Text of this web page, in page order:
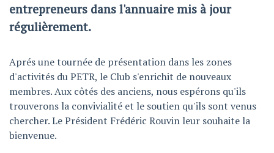
entrepreneurs dans l'annuaire mis à jour
régulièrement.
Aprés une tournée de présentation dans les zones
d'activités du PETR, le Club s'enrichit de nouveaux
membres. Aux côtés des anciens, nous espérons qu'ils
trouverons la convivialité et le soutien qu'ils sont venus
chercher. Le Président Frédéric Rouvin leur souhaite la
bienvenue.